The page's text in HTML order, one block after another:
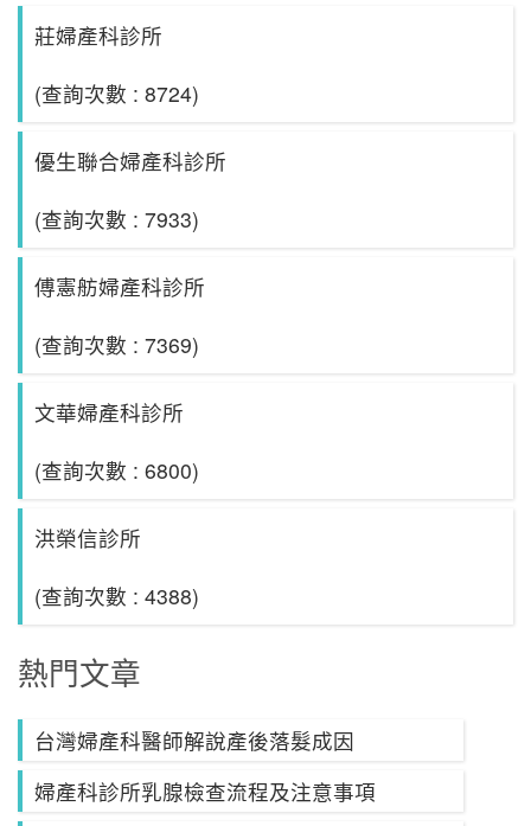
莊婦產科診所
(查詢次數 : 8724)
優生聯合婦產科診所
(查詢次數 : 7933)
傅憲舫婦產科診所
(查詢次數 : 7369)
文華婦產科診所
(查詢次數 : 6800)
洪榮信診所
(查詢次數 : 4388)
熱門文章
台灣婦產科醫師解說產後落髮成因
婦產科診所乳腺檢查流程及注意事項